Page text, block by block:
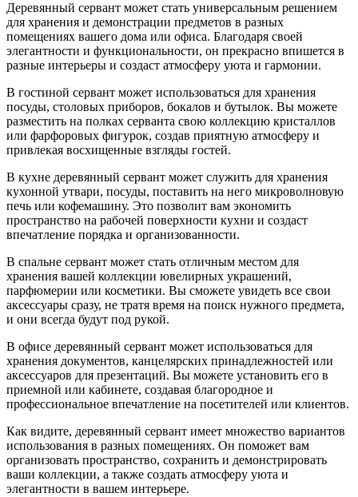
Деревянный сервант может стать универсальным решением
для хранения и демонстрации предметов в разных
помещениях вашего дома или офиса. Благодаря своей
элегантности и функциональности, он прекрасно впишется в
разные интерьеры и создаст атмосферу уюта и гармонии.
В гостиной сервант может использоваться для хранения
посуды, столовых приборов, бокалов и бутылок. Вы можете
разместить на полках серванта свою коллекцию кристаллов
или фарфоровых фигурок, создав приятную атмосферу и
привлекая восхищенные взгляды гостей.
В кухне деревянный сервант может служить для хранения
кухонной утвари, посуды, поставить на него микроволновую
печь или кофемашину. Это позволит вам экономить
пространство на рабочей поверхности кухни и создаст
впечатление порядка и организованности.
В спальне сервант может стать отличным местом для
хранения вашей коллекции ювелирных украшений,
парфюмерии или косметики. Вы сможете увидеть все свои
аксессуары сразу, не тратя время на поиск нужного предмета,
и они всегда будут под рукой.
В офисе деревянный сервант может использоваться для
хранения документов, канцелярских принадлежностей или
аксессуаров для презентаций. Вы можете установить его в
приемной или кабинете, создавая благородное и
профессиональное впечатление на посетителей или клиентов.
Как видите, деревянный сервант имеет множество вариантов
использования в разных помещениях. Он поможет вам
организовать пространство, сохранить и демонстрировать
ваши коллекции, а также создать атмосферу уюта и
элегантности в вашем интерьере.